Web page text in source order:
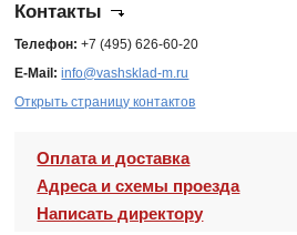
Контакты
Телефон: +7 (495) 626-60-20
E-Mail: info@vashsklad-m.ru
Открыть страницу контактов
Оплата и доставка
Адреса и схемы проезда
Написать директору